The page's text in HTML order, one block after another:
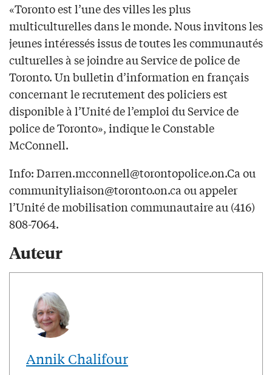
«Toronto est l’une des villes les plus
multiculturelles dans le monde. Nous invitons les
jeunes intéressés issus de toutes les communautés
culturelles à se joindre au Service de police de
Toronto. Un bulletin d’information en français
concernant le recrutement des policiers est
disponible à l’Unité de l’emploi du Service de
police de Toronto», indique le Constable
McConnell.
Info:Darren.mcconnell@torontopolice.on.Caou
communityliaison@toronto.on.caou appeler
l’Unité de mobilisation communautaire au (416)
808-7064.
Auteur
Annik Chalifour